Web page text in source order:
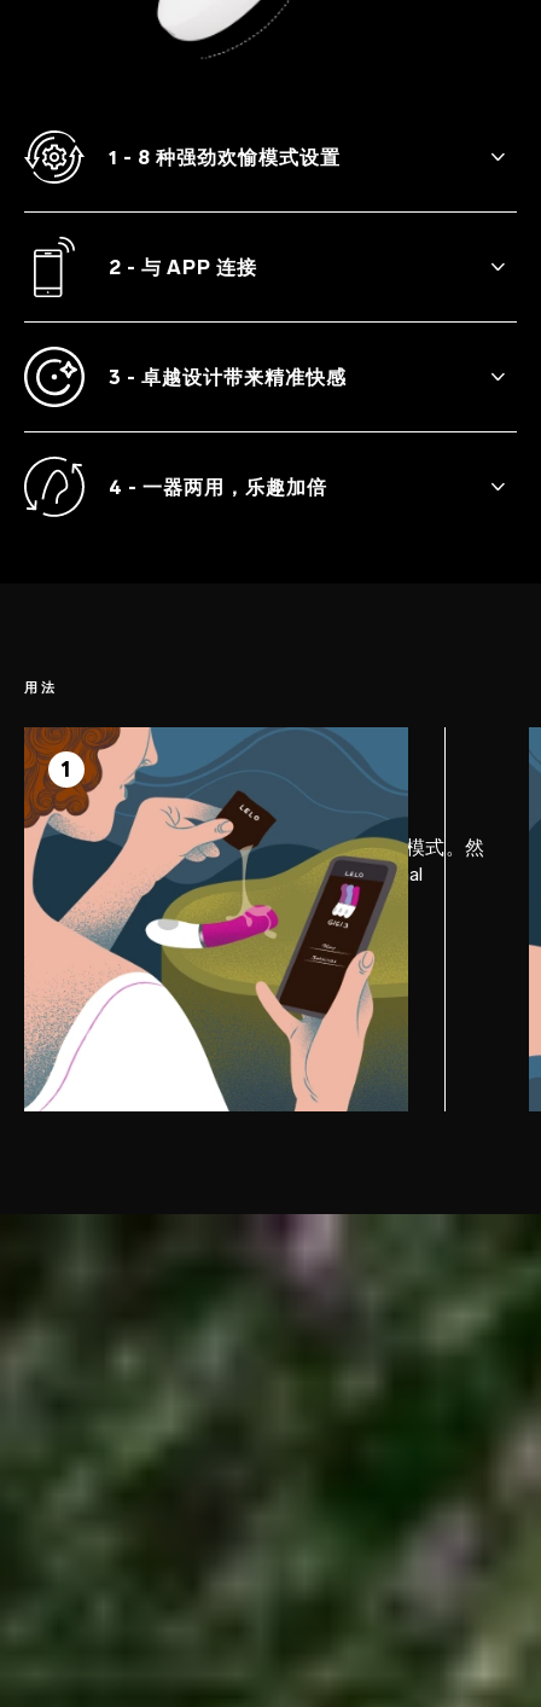
1 - 8 种强劲欢愉模式设置
GIGI™ 3 提供八种不同的震动模式，强度可
2 - 与 APP 连接
用户可以使用 LELO 应用程序解锁另外两种
3 - 卓越设计带来精准快感
扁平的顶端最能在 G 点按摩期间中导入强烈
4 - 一器两用，乐趣加倍
用法
1
第1步
准备
首先，下载 LELO 应用程序以激活专属模式。然
后，在阴道部位涂抹适量 LELO Personal
Moisturizer，以增强快感。